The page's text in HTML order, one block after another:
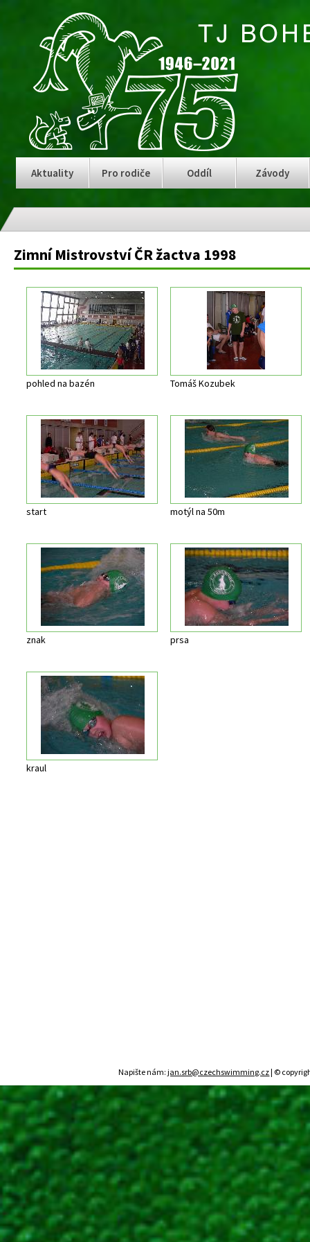
Aktuality Pro rodiče Oddíl Závody
Zimní Mistrovství ČR žactva 1998
pohled na bazén Tomáš Kozubek
start motýl na 50m
znak prsa
kraul
Napište nám:jan.srb@czechswimming.cz| ©